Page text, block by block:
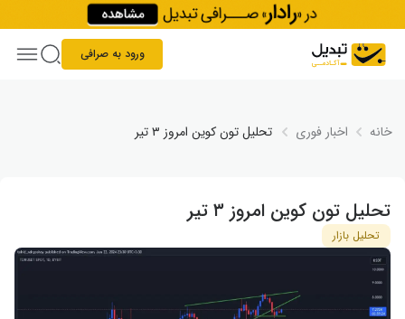
Skip to content
ورود به صرافی
خانه اخبار فوری تحلیل تون کوین امروز ۳ تیر
تحلیل تون کوین امروز ۳ تیر
تحلیل بازار